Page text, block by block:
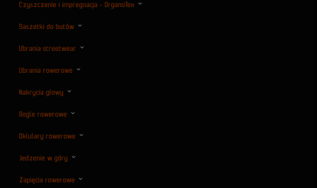
Czyszczenie i impregnacja - OrganoTex
Saszetki do butów
Ubrania streetwear
Ubrania rowerowe
Nakrycia głowy
Gogle rowerowe
Oklulary rowerowe
Jedzenie w góry
Zapięcia rowerowe